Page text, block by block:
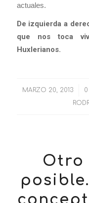
actuales.
De izquierda a
que nos toca
Huxlerianos.
MARZO 20, 2013
Otro